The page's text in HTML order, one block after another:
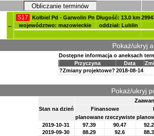
Obliczanie terminów
←
S17 Kołbiel Pd - Garwolin Pn Długość: 13.0 km
województwo: mazowieckie
oddział: Lublin
Pokaż/ukryj
Dostępne informacja o aneksach
Przyczyna
Data
?Zmiany projektowe? 2018-08-14
Pokaż/ukryj
Stan na dzień
Finansowe
planowane rzeczywiste
2019-10-31
97.39 90.47
2019-09-30
88.29 92.6